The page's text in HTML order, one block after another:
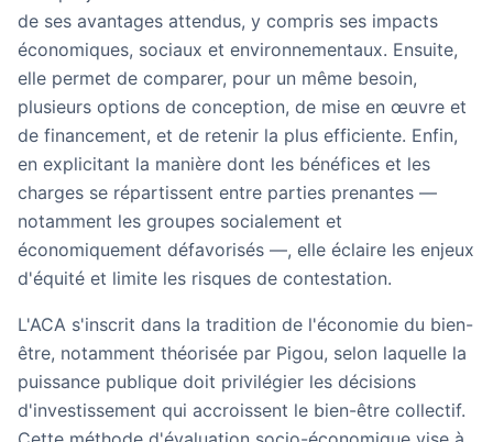
de ses avantages attendus, y compris ses impacts
économiques, sociaux et environnementaux. Ensuite,
elle permet de comparer, pour un même besoin,
plusieurs options de conception, de mise en œuvre et
de financement, et de retenir la plus efficiente. Enfin,
en explicitant la manière dont les bénéfices et les
charges se répartissent entre parties prenantes —
notamment les groupes socialement et
économiquement défavorisés —, elle éclaire les enjeux
d'équité et limite les risques de contestation.
L'ACA s'inscrit dans la tradition de l'économie du bien-
être, notamment théorisée par Pigou, selon laquelle la
puissance publique doit privilégier les décisions
d'investissement qui accroissent le bien-être collectif.